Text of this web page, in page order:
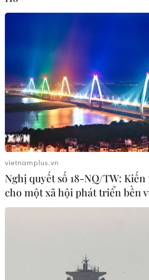
tịch Hội Nghệ sỹ Sân khấu Việt Nam
Trưng bày tư liệu “Chủ tịch Hồ Chí
Minh - Tổng tư lệnh Fidel Castro:
Nghĩa tình son sắt đặc biệt"
04/08/2026 06:06
Chuỗi sự kiện "Yên Tử - Sắc Thu
thiền định" trở lại với nhiều trải
nghiệm mới
04/08/2026 02:51
Ngoại giao văn hóa: Nét vẽ làm hoàn
vietnamplus.vn
Nghị quyết số 18-NQ/TW:
cho một xã hội phát triển bền